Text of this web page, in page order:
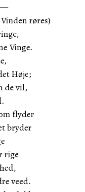
—
røres)
Vinge.
Høje;
de vil,
flyder
bryder
rige
veed.